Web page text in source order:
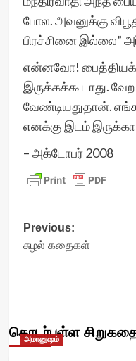
போல. அவனுக்கு
பிரச்சினை இல்லை”
என்னவோ!
இருக்கக்கூடாது.
வேண்டியதுதான்.
எனக்கு இடம்
– அக்டோபர் 2008
Post
navigation
Previous:
சுழல் கதைகள்
தொடர்புள்ள
அமானுஷம்